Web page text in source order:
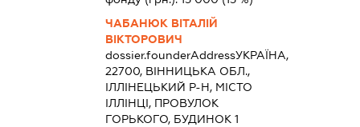
ЧАБАНЮК ВІТАЛІЙ
ВІКТОРОВИЧ
dossier.founderAddressУКРАЇНА,
22700, ВІННИЦЬКА ОБЛ.,
ІЛЛІНЕЦЬКИЙ Р-Н, МІСТО
ІЛЛІНЦІ, ПРОВУЛОК
ГОРЬКОГО, БУДИНОК 1